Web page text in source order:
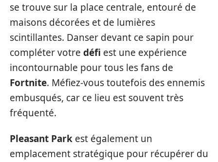
se trouve sur la place centrale, entouré de
maisons décorées et de lumières
scintillantes. Danser devant ce sapin pour
compléter votre défi est une expérience
incontournable pour tous les fans de
Fortnite. Méfiez-vous toutefois des ennemis
embusqués, car ce lieu est souvent très
fréquenté.
Pleasant Park est également un
emplacement stratégique pour récupérer du